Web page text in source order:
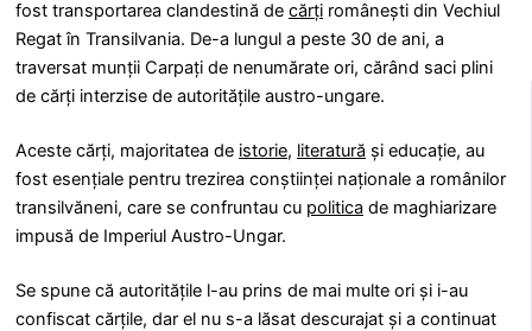
fost transportarea clandestină de cărți românești din Vechiul
Regat în Transilvania. De-a lungul a peste 30 de ani, a
traversat munții Carpați de nenumărate ori, cărând saci plini
de cărți interzise de autoritățile austro-ungare.
Aceste cărți, majoritatea de istorie, literatură și educație, au
fost esențiale pentru trezirea conștiinței naționale a românilor
transilvăneni, care se confruntau cu politica de maghiarizare
impusă de Imperiul Austro-Ungar.
Se spune că autoritățile l-au prins de mai multe ori și i-au
confiscat cărțile, dar el nu s-a lăsat descurajat și a continuat